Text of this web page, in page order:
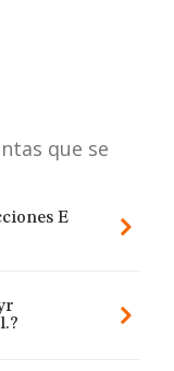
que se
E